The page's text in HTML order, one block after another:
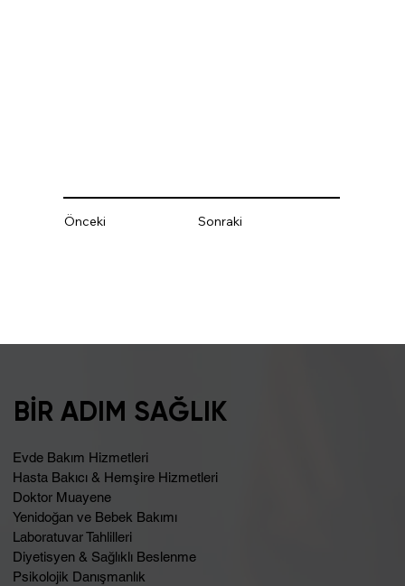
Önceki Sonraki
BİR ADIM SAĞLIK
Evde Bakım Hizmetleri
Hasta Bakıcı & Hemşire Hizmetleri
Doktor Muayene
Yenidoğan ve Bebek Bakımı
Laboratuvar Tahlilleri
Diyetisyen & Sağlıklı Beslenme
Psikolojik Danışmanlık